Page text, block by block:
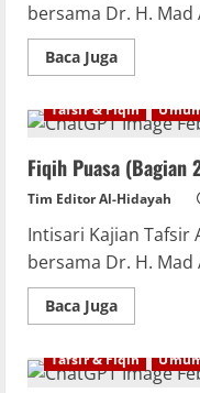
bersama Dr. H. Mad
Baca Juga
Tafsir & Fiqih
Fiqih Puasa (Bagian
Tim Editor Al-Hidayah
Intisari Kajian Tafsir
bersama Dr. H. Mad
Baca Juga
Tafsir & Fiqih